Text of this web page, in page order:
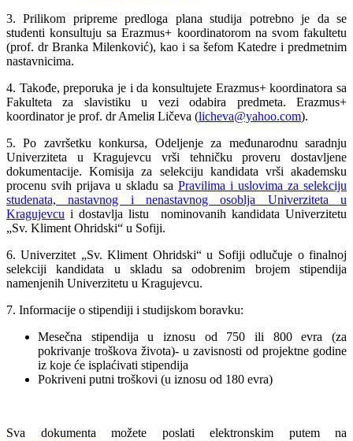
3. Prilikom pripreme predloga plana studija potrebno je da se
studenti konsultuju sa Erazmus+ koordinatorom na svom fakultetu
(prof. dr Branka Milenković), kao i sa šefom Katedre i predmetnim
nastavnicima.
4. Takođe, preporuka je i da konsultujete Erazmus+ koordinatora sa
Fakulteta za slavistiku u vezi odabira predmeta. Erazmus+
koordinator je prof. dr Ameliя Ličeva (licheva@yahoo.com).
5. Po završetku konkursa, Odeljenje za međunarodnu saradnju
Univerziteta u Kragujevcu vrši tehničku proveru dostavljene
dokumentacije. Komisija za selekciju kandidata vrši akademsku
procenu svih prijava u skladu sa Pravilima i uslovima za selekciju
studenata, nastavnog i nenastavnog osoblja Univerziteta u
Kragujevcu i dostavlja listu nominovanih kandidata Univerzitetu
„Sv. Kliment Ohridski“ u Sofiji.
6. Univerzitet „Sv. Kliment Ohridski“ u Sofiji odlučuje o finalnoj
selekciji kandidata u skladu sa odobrenim brojem stipendija
namenjenih Univerzitetu u Kragujevcu.
7. Informacije o stipendiji i studijskom boravku:
Mesečna stipendija u iznosu od 750 ili 800 evra (za
pokrivanje troškova života)- u zavisnosti od projektne godine
iz koje će isplaćivati stipendija
Pokriveni putni troškovi (u iznosu od 180 evra)
Sva dokumenta možete poslati elektronskim putem na